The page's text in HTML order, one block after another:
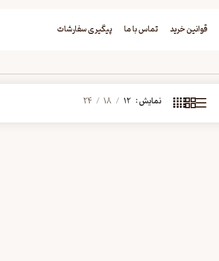
قوانین خرید تماس با ما پیگیری سفارشات
نمایش 12
18
24